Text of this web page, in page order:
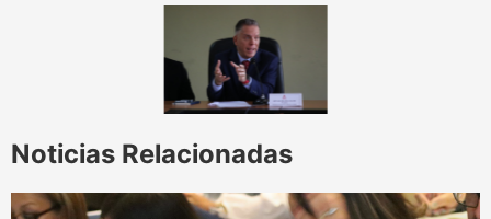
Noticias Relacionadas